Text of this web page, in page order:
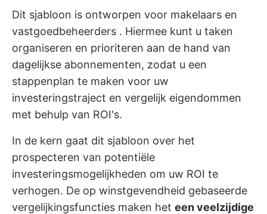
Dit sjabloon is ontworpen voor makelaars en
vastgoedbeheerders . Hiermee kunt u taken
organiseren en prioriteren aan de hand van
dagelijkse abonnementen, zodat u een
stappenplan te maken voor uw
investeringstraject en vergelijk eigendommen
met behulp van ROI's.
In de kern gaat dit sjabloon over het
prospecteren van potentiële
investeringsmogelijkheden om uw ROI te
verhogen. De op winstgevendheid gebaseerde
vergelijkingsfuncties maken het een veelzijdige